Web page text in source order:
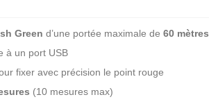
Green d’une portée maximale de 60 mètres
à un port USB
fixer avec précision le point rouge
(10 mesures max)